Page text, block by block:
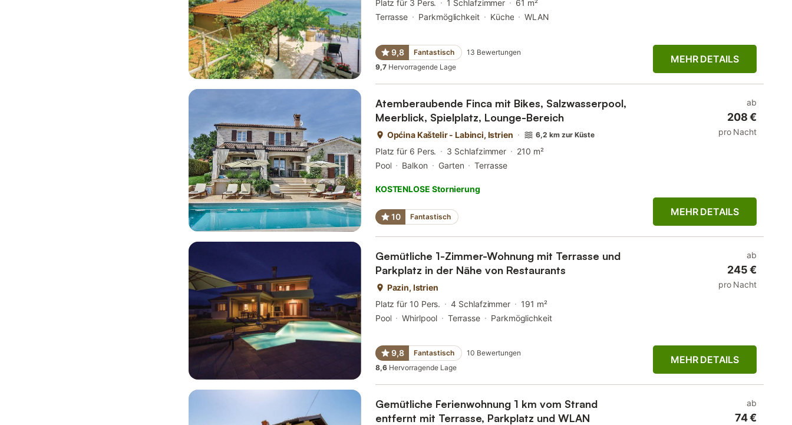
Platz für 3 Pers. 1 Schlafzimmer
61 m²
Terrasse
Parkmöglichkeit Küche WLAN
9,8 Fantastisch 13 Bewertungen
9,7 Hervorragende Lage
MEHR DETAILS
Atemberaubende Finca mit Bikes, Salzwasserpool,
Meerblick, Spielplatz, Lounge-Bereich
Općina Kaštelir - Labinci, Istrien 6,2 km zur Küste
Platz für 6 Pers. 3 Schlafzimmer
210 m²
Pool
Balkon Garten Terrasse
KOSTENLOSE Stornierung
10 Fantastisch
ab
208 €
pro Nacht
MEHR DETAILS
Gemütliche 1-Zimmer-Wohnung mit Terrasse und
Parkplatz in der Nähe von Restaurants
Pazin, Istrien
Platz für 10 Pers.
4 Schlafzimmer
191 m²
Pool
Whirlpool Terrasse Parkmöglichkeit
9,8 Fantastisch 10 Bewertungen
8,6 Hervorragende Lage
ab
245 €
pro Nacht
MEHR DETAILS
Gemütliche Ferienwohnung 1 km vom Strand
entfernt mit Terrasse, Parkplatz und WLAN
ab
74 €